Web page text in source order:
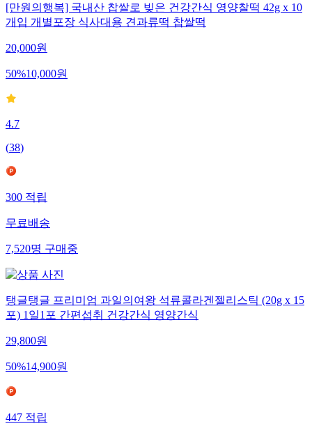
[만원의행복] 국내산 찹쌀로 빚은 건강간식 영양찰떡 42g x 10
개입 개별포장 식사대용 견과류떡 찹쌀떡
20,000원
50%10,000원
4.7
(38)
300 적립
무료배송
7,520명 구매중
탱글탱글 프리미엄 과일의여왕 석류콜라겐젤리스틱 (20g x 15
포) 1일1포 간편섭취 건강간식 영양간식
29,800원
50%14,900원
447 적립